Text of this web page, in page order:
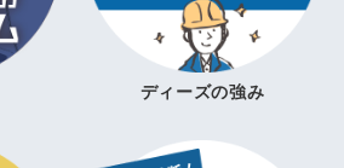
ディーズの強み